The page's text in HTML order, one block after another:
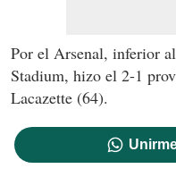
Por el Arsenal, inferior
Stadium, hizo el 2-1
Lacazette (64).